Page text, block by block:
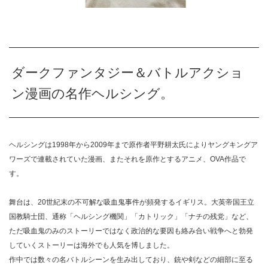
ダークファンタジー＆バトルアクショ
ン漫画の名作ヘルシング。
ヘルシングは1998年から2009年まで原作者平野耕太氏によりヤングキングア
ワーズで連載されていた漫画、またそれを原作とするアニメ、OVA作品で
す。
舞台は、20世紀末の不可解な吸血鬼事件が頻発するイギリス。大英帝国王立
国教騎士団、通称「ヘルシング機関」「カトリック」「ナチの残党」など、
ただ吸血鬼のみのストーリーではなく政治的な要因も絡み合い戦争へと勃発
していくストーリーは海外でも人気を博しました。
作中では数々の名バトルシーンを生み出しており、銃や剣などの細部に至る